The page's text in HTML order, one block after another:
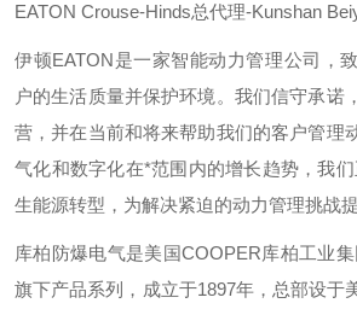
EATON Crouse-Hinds总代理-Kunshan
伊顿EATON是一家智能动力管理公司，
户的生活质量并保护环境。我们信守承诺
营，并在当前和将来帮助我们的客户管理
气化和数字化在*范围内的增长趋势，我
生能源转型，为解决紧迫的动力管理挑战提
库柏防爆电气是美国COOPER库柏工业集
旗下产品系列，成立于1897年，总部设于